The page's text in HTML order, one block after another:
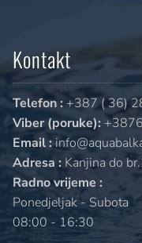
Kontakt
Telefon : +387 ( 36)
Viber (poruke):
Email :
Adresa : Kanjina do
Radno vrijeme :
Ponedjeljak - Subota
08:00 - 16:30